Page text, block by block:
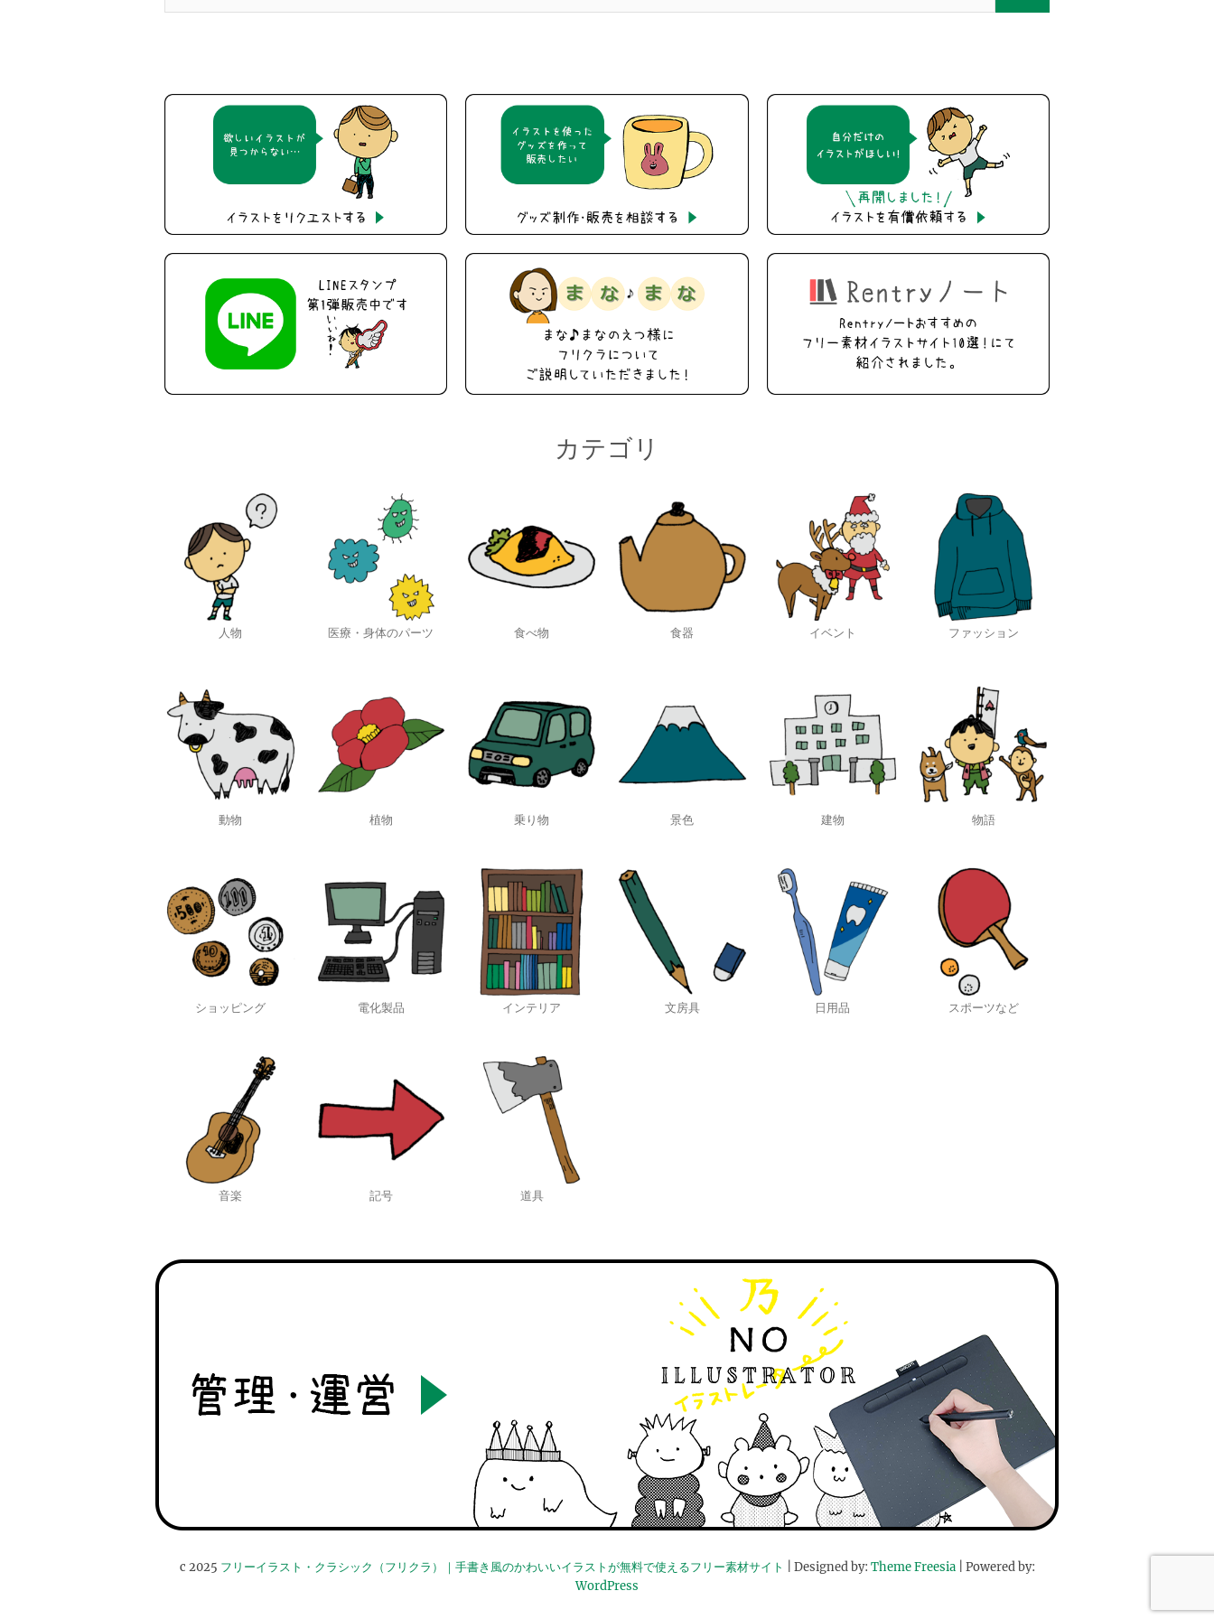
カテゴリ
人物 医療・身体のパーツ 食べ物 食器 イベント ファッション
動物 植物 乗り物 景色 建物 物語
ショッピング 電化製品 インテリア 文房具 日用品 スポーツなど
音楽 記号 道具
c 2025 フリーイラスト・クラシック（フリクラ）｜手書き風のかわいいイラストが無料で使えるフリー素材サイト | Designed by: Theme Freesia| Powered by:
WordPress